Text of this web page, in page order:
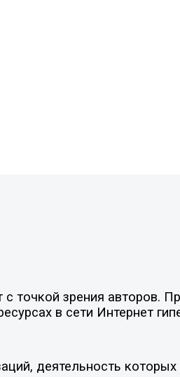
зрения авторов.
в сети Интернет
деятельность